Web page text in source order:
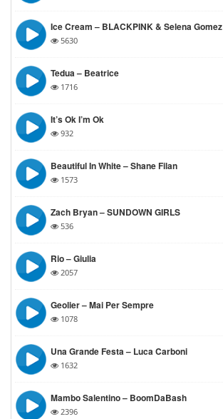
Ice Cream – BLACKPINK & Selena Gomez
5630
Tedua – Beatrice
1716
It’s Ok I’m Ok
932
Beautiful In White – Shane Filan
1573
Zach Bryan – SUNDOWN GIRLS
536
Rio – Giulia
2057
Geolier – Mai Per Sempre
1078
Una Grande Festa – Luca Carboni
1632
Mambo Salentino – BoomDaBash
2396